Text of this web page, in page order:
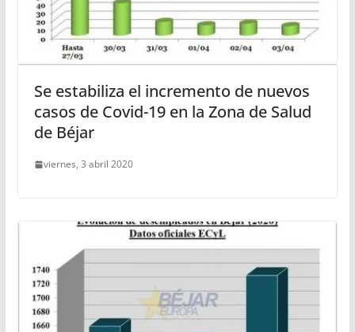
Se estabiliza el incremento de nuevos
casos de Covid-19 en la Zona de Salud
de Béjar
viernes, 3 abril 2020